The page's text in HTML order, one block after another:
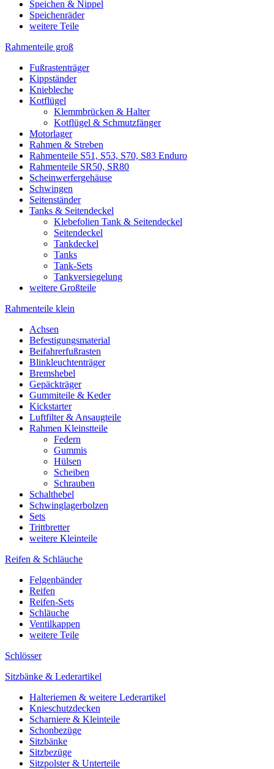
Speichen & Nippel
Speichenräder
weitere Teile
Rahmenteile groß
Fußrastenträger
Kippständer
Kniebleche
Kotflügel
Klemmbrücken & Halter
Kotflügel & Schmutzfänger
Motorlager
Rahmen & Streben
Rahmenteile S51, S53, S70, S83 Enduro
Rahmenteile SR50, SR80
Scheinwerfergehäuse
Schwingen
Seitenständer
Tanks & Seitendeckel
Klebefolien Tank & Seitendeckel
Seitendeckel
Tankdeckel
Tanks
Tank-Sets
Tankversiegelung
weitere Großteile
Rahmenteile klein
Achsen
Befestigungsmaterial
Beifahrerfußrasten
Blinkleuchtenträger
Bremshebel
Gepäckträger
Gummiteile & Keder
Kickstarter
Luftfilter & Ansaugteile
Rahmen Kleinstteile
Federn
Gummis
Hülsen
Scheiben
Schrauben
Schalthebel
Schwinglagerbolzen
Sets
Trittbretter
weitere Kleinteile
Reifen & Schläuche
Felgenbänder
Reifen
Reifen-Sets
Schläuche
Ventilkappen
weitere Teile
Schlösser
Sitzbänke & Lederartikel
Halteriemen & weitere Lederartikel
Knieschutzdecken
Scharniere & Kleinteile
Schonbezüge
Sitzbänke
Sitzbezüge
Sitzpolster & Unterteile